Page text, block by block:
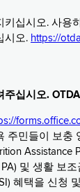
키십시오. 사용
시오. https://
주십시오.
주민들이 보충
Assistance
및 생활 보
혜택을 신청